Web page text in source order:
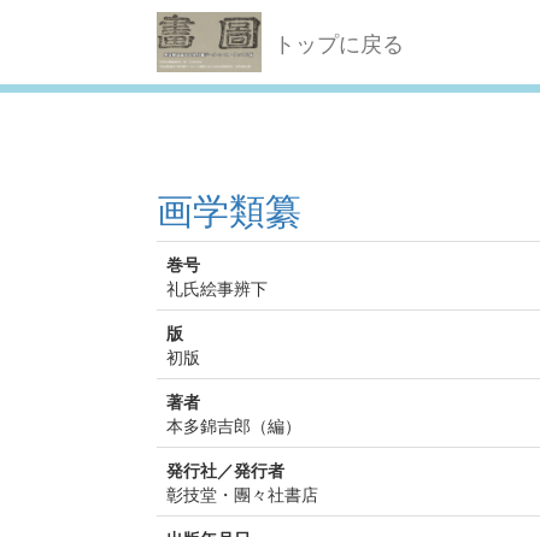
トップに戻る
画学類纂
巻号
礼氏絵事辨下
版
初版
著者
本多錦吉郎（編）
発行社／発行者
彰技堂・團々社書店